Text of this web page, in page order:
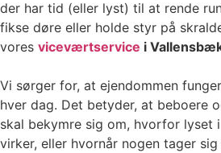
der har tid (eller lyst) til at rende
fikse døre eller holde styr på
vores viceværtservice i
Vi sørger for, at ejendommen
hver dag. Det betyder, at beboere
skal bekymre sig om, hvorfor lyset
virker, eller hvornår nogen tager